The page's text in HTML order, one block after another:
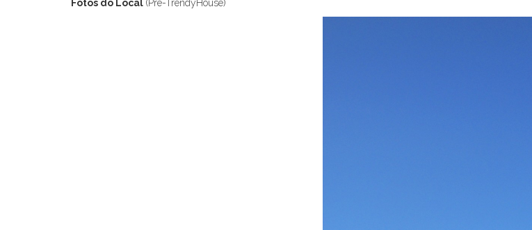
Fotos do Local (Pré-TrendyHouse)